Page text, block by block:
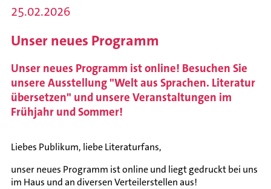
25.02.2026
Unser neues Programm
Unser neues Programm ist online! Besuchen Sie
unsere Ausstellung "Welt aus Sprachen. Literatur
übersetzen" und unsere Veranstaltungen im
Frühjahr und Sommer!
Liebes Publikum, liebe Literaturfans,
unser neues Programm ist online und liegt gedruckt bei uns
im Haus und an diversen Verteilerstellen aus!